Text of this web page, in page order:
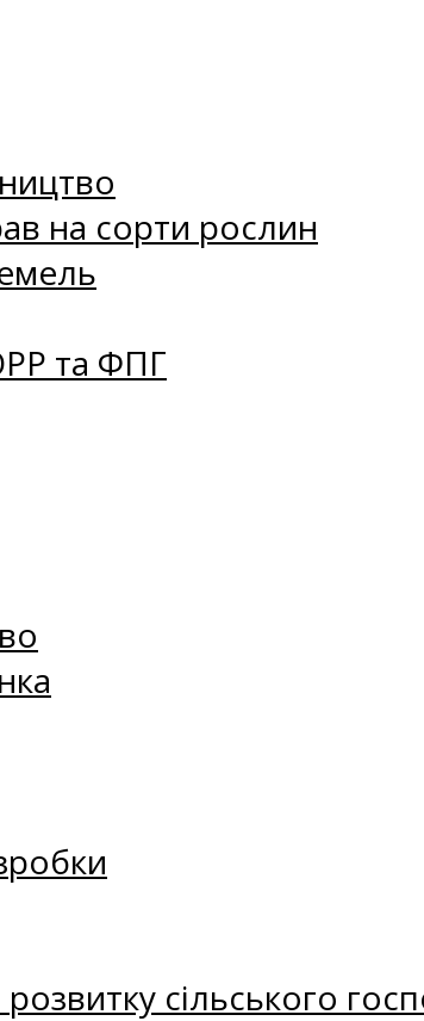
на сорти рослин
та ФПГ
сільського